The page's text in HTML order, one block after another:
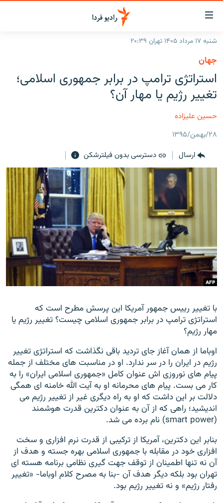
لینک‌های
قابلیت
دسترسی
بازگشت
منوی
اصلی
صفحه
جهان
فرکانس‌ها
پادکست
چندرسانه‌ای
گزارش‌های تصویری
گزارش‌های ویدئویی
زنان فردا
به ما بپیوندید
زبان‌های دیگر
شنبه ۱۷ مرداد ۱۴۰۵ تهران ۲۰:۳۹
جهان
استراتژی ترامپ در برابر جمهوری اسلامی؛
تغییر رژیم یا مهار آن؟
حسین علیزاده
۲۸/بهمن/۱۳۹۵
ارسال
دسترسی بدون فیلترشکن
با تغییر رییس جمهور آمریکا این پرسش مطرح است که
استراتژی ترامپ در برابر جمهوری اسلامی چیست؟ تغییر رژیم یا
مهار رژیم؟
اوباما از همان آغاز جای تردید باقی نگذاشت که استراتژی تغییر
رژیم در ایران را در سر ندارد. او در مناسبت های مختلف از جمله
پیام های نوروزی اش عنوان کامل «جمهوری اسلامی ایران» را به
کار می بست. پیام های محرمانه او به آیت الله خامنه ای همگی
دلالت بر این داشت که او به راه دیگری غیر از تغییر رژیم می
اندیشید؛ راهی که از آن به عنوان دکترین قدرت هوشمند
(smart power) نام برده می شد.
بنابر این دکترین، آمریکا از ترکیبی از قدرت نرم افزاری و سخت
افزاری خود در مقابله با جمهوری اسلامی بهره جسته و هدف از
آن نه تنها اطمینان از توقف جهت گیری نظامی برنامه هسته ای
تهران بود بلکه دیگر هدف آن -بنا به مصرح کلام اوباما- «تغییر
رفتار رژیم» و نه تغییر رژیم بود.